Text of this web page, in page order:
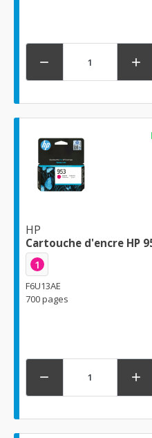
 
HP
Cartouche d'encre HP
1
F6U13AE
700 pages
 